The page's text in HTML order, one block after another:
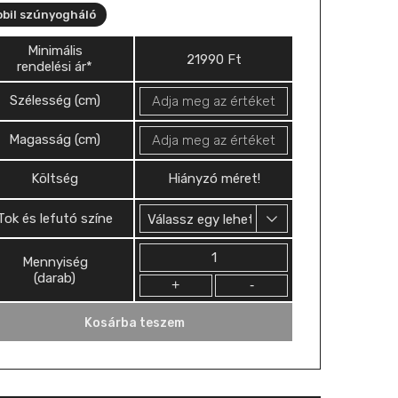
szúnyogháló
Minimális
rendelési ár*
21990 Ft
Szélesség (cm)
Magasság (cm)
Költség Hiányzó méret!
és lefutó színe
Mennyiség
(darab)
Kosárba teszem